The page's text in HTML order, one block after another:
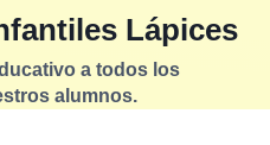
Lápices
a todos los
alumnos.